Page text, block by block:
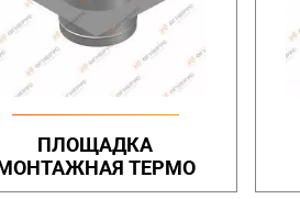
ПЛОЩАДКА
ТЕРМО